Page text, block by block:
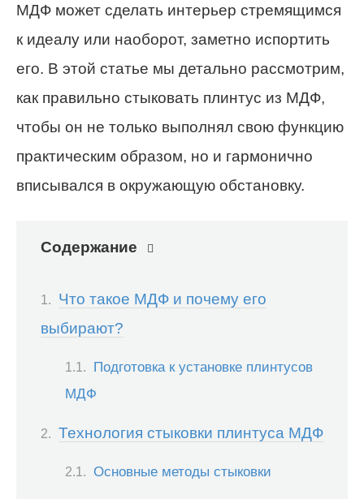
МДФ может сделать интерьер стремящимся
к идеалу или наоборот, заметно испортить
его. В этой статье мы детально рассмотрим,
как правильно стыковать плинтус из МДФ,
чтобы он не только выполнял свою функцию
практическим образом, но и гармонично
вписывался в окружающую обстановку.
Содержание
Что такое МДФ и почему его
выбирают?
Подготовка к установке плинтусов
МДФ
Технология стыковки плинтуса МДФ
Основные методы стыковки